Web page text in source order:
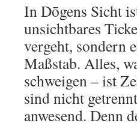
In Dōgens Sicht
unsichtbares
vergeht, sondern
Maßstab. Alles,
schweigen – ist
sind nicht
anwesend. Denn